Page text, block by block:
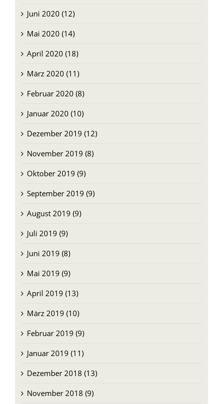
Juni 2020 (12)
Mai 2020 (14)
April 2020 (18)
März 2020 (11)
Februar 2020 (8)
Januar 2020 (10)
Dezember 2019 (12)
November 2019 (8)
Oktober 2019 (9)
September 2019 (9)
August 2019 (9)
Juli 2019 (9)
Juni 2019 (8)
Mai 2019 (9)
April 2019 (13)
März 2019 (10)
Februar 2019 (9)
Januar 2019 (11)
Dezember 2018 (13)
November 2018 (9)